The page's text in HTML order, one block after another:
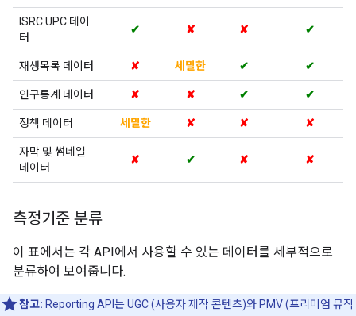
ISRC UPC 데이
터
✔ ✘ ✘ ✔
재생목록 데이터 ✘ 세밀한 ✔ ✔
인구통계 데이터 ✘ ✘ ✔ ✔
정책 데이터 세밀한 ✘ ✘ ✘
자막 및 썸네일
데이터
✘ ✔ ✘ ✘
측정기준 분류
이 표에서는 각 API에서 사용할 수 있는 데이터를 세부적으로
분류하여 보여줍니다.
참고: Reporting API는 UGC (사용자 제작 콘텐츠)와 PMV (프리미엄 뮤직